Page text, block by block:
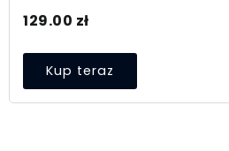
129.00 zł
Kup teraz